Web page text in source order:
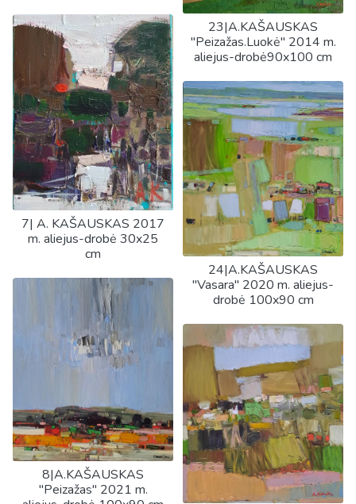
7| A. KAŠAUSKAS 2017
m. aliejus-drobė 30x25
cm
8|A.KAŠAUSKAS
"Peizažas" 2021 m.
23|A.KAŠAUSKAS
"Peizažas.Luokė" 2014 m.
aliejus-drobė90x100 cm
24|A.KAŠAUSKAS
"Vasara" 2020 m. aliejus-
drobė 100x90 cm